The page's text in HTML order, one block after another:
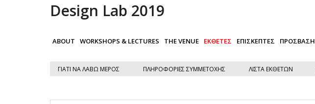
Design Lab 2019
ABOUT WORKSHOPS & LECTURES THE VENUE ΕΚΘΕΤΕΣ ΕΠΙΣΚΕΠΤΕΣ ΠΡΟΣΒΑΣΗ
ΓΙΑΤΙ ΝΑ ΛΑΒΩ ΜΕΡΟΣ ΠΛΗΡΟΦΟΡΙΕΣ ΣΥΜΜΕΤΟΧΗΣ ΛΙΣΤΑ ΕΚΘΕΤΩΝ